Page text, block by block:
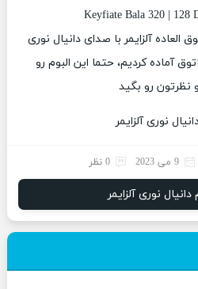
Keyfiate Bala 320 | 128
العاده آلزایمر با صدای دانیال نوری
آماده کردیم، حتما این البوم رو
نظرتون رو بگید
9 می 2023 0 نظر
دانیال نوری آلزایمر